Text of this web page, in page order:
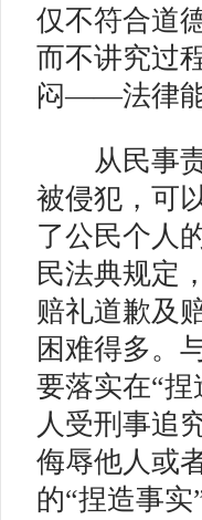
仅不符合道
而不讲究过
闷——法律能
从民事责
被侵犯，可
了公民个人
民法典规定
赔礼道歉及
困难得多。
要落实在“
人受刑事追
侮辱他人或
的“捏造事